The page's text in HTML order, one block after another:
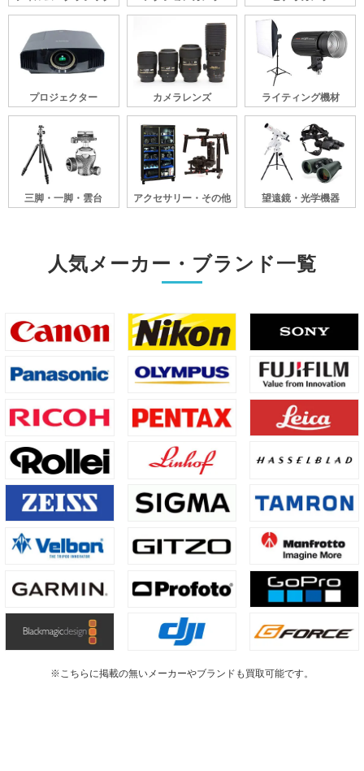
プロジェクター カメラレンズ ライティング機材
三脚・一脚・雲台 アクセサリー・その他 望遠鏡・光学機器
人気メーカー・ブランド一覧
※こちらに掲載の無いメーカーやブランドも買取可能です。